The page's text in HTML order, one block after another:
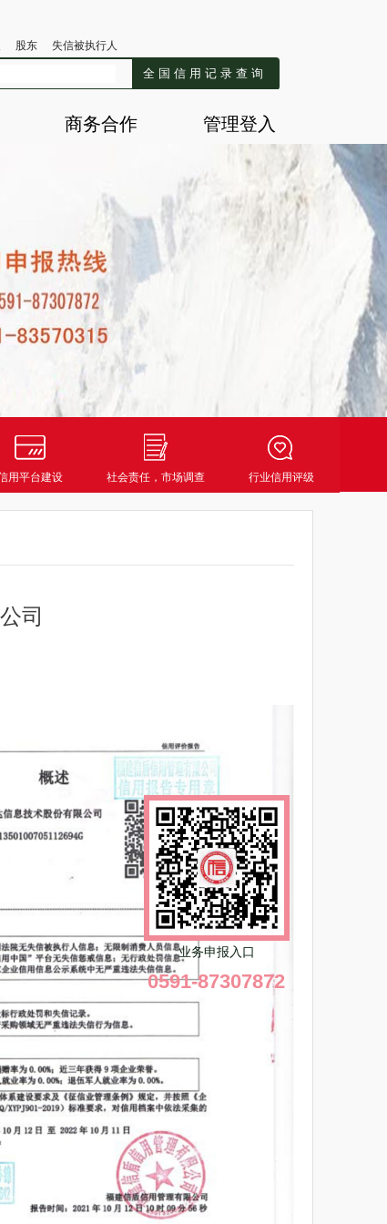
股东 失信被执行人
全国信用记录查询
商务合作 管理登入
用平台建设 社会责任，市场调查 行业信用评级
司
业务申报入口
0591-87307872